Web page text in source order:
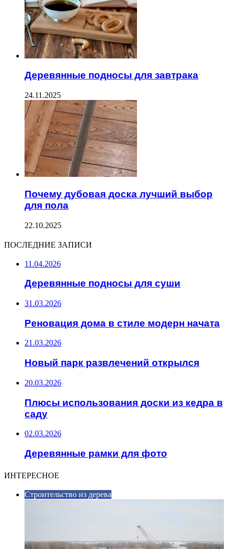
Деревянные подносы для завтрака
24.11.2025
Почему дубовая доска лучший выбор
для пола
22.10.2025
ПОСЛЕДНИЕ ЗАПИСИ
11.04.2026
Деревянные подносы для суши
31.03.2026
Реновация дома в стиле модерн начата
21.03.2026
Новый парк развлечений открылся
20.03.2026
Плюсы использования доски из кедра в
саду
02.03.2026
Деревянные рамки для фото
ИНТЕРЕСНОЕ
Строительство из дерева